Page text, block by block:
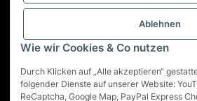
Ablehnen
Wie wir Cookies & Co nutzen
Durch Klicken auf „Alle akzeptieren“
folgender Dienste auf unserer Website:
ReCaptcha, Google Map, PayPal Express
Gesetzliche Informationen
Service